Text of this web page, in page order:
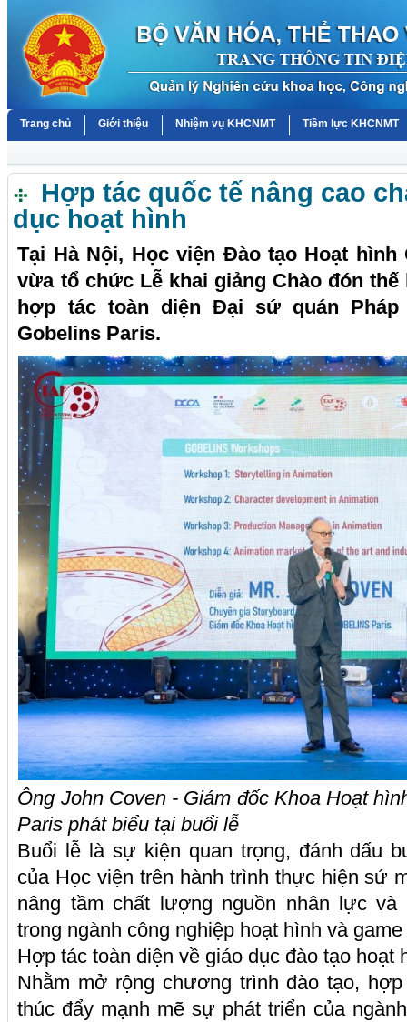
Trang chủ Giới thiệu Nhiệm vụ KHCNMT Tiềm lực KHCNMT
Hợp tác quốc tế nâng cao
dục hoạt hình
Tại Hà Nội, Học viện Đào tạo Hoạt hình
vừa tổ chức Lễ khai giảng Chào đón
hợp tác toàn diện Đại sứ quán
Gobelins Paris.
Ông John Coven - Giám đốc Khoa Hoạt
Paris phát biểu tại buổi lễ
Buổi lễ là sự kiện quan trọng, đánh dấu
của Học viện trên hành trình thực hiện sứ
nâng tầm chất lượng nguồn nhân lực
trong ngành công nghiệp hoạt hình và
Hợp tác toàn diện về giáo dục đào tạo hoạt
Nhằm mở rộng chương trình đào tạo,
thúc đẩy mạnh mẽ sự phát triển của